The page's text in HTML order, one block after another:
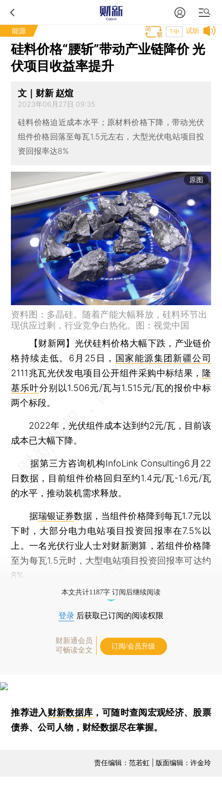
能源 试听
T中
硅料价格“腰斩”带动产业链降价 光
伏项目收益率提升
文｜财新 赵煊
2023年06月27日 09:35
硅料价格迫近成本水平；原材料价格下降，带动光伏
组件价格回落至每瓦1.5元左右，大型光伏电站项目投
资回报率达8%
原图
资料图：多晶硅。随着产能大幅释放，硅料环节出
现供应过剩，行业竞争白热化。图：视觉中国
【财新网】 光伏硅料价格大幅下跌，产业链价
格持续走低。6月25日， 国家能源集团新疆公司
2111兆瓦光伏发电项目公开组件采购中标结果， 隆
基乐叶分别以1.506元/瓦与1.515元/瓦的报价中标
两个标段。
2022年，光伏组件成本达到约2元/瓦，目前该
成本已大幅下降。
据第三方咨询机构InfoLink Consulting6月22
日数据，目前组件价格回归至约1.4元/瓦-1.6元/瓦
的水平，推动装机需求释放。
据瑞银证券数据，当组件价格降到每瓦1.7元以
下时，大部分电力电站项目投资回报率在7.5%以
上。一名光伏行业人士对财新测算，若组件价格降
至为每瓦1.5元时，大型电站项目投资回报率可达约
8%。
本文共计1187字 订阅后继续阅读
登录 后获取已订阅的阅读权限
财新通会员
可畅读全文
订阅/会员升级
推荐进入财新数据库 ，可随时查阅宏观经济、股票
债券、公司人物，财经数据尽在掌握。
责任编辑：范若虹 | 版面编辑：许金玲